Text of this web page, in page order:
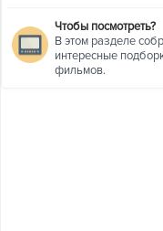
Чтобы посмотреть?
В этом разделе
интересные
фильмов.